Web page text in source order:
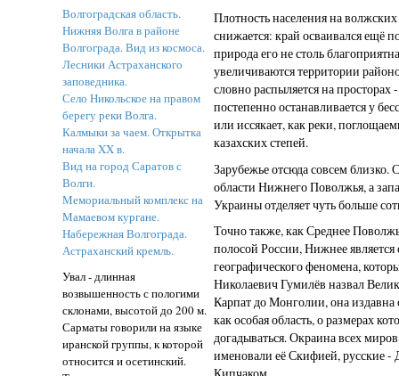
Волгоградская область.
Нижняя Волга в районе
Волгограда. Вид из космоса.
Лесники Астраханского
заповедника.
Село Никольское на правом
берегу реки Волга.
Калмыки за чаем. Открытка
начала XX в.
Вид на город Саратов с
Волги.
Мемориальный комплекс на
Мамаевом кургане.
Набережная Волгограда.
Астраханский кремль.
Увал - длинная
возвышенность с пологими
склонами, высотой до 200 м.
Сарматы говорили на языке
иранской группы, к которой
относится и осетинский.
Плотность населения на
снижается: край осваивался ещё
природа его не столь
увеличиваются территории
словно распыляется на просторах
постепенно останавливается у
или иссякает, как реки,
казахских степей.
Зарубежье отсюда совсем близко.
области Нижнего Поволжья, а
Украины отделяет чуть больше
Точно также, как Среднее
полосой России, Нижнее является
географического феномена,
Николаевич Гумилёв назвал
Карпат до Монголии, она издавна
как особая область, о размерах
догадываться. Окраина всех
именовали её Скифией, русские